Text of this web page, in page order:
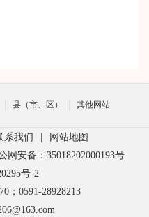
县（市、区） 其他网站
系我们
网站地图
网安备：35018202000193号
号-2
；0591-28928213